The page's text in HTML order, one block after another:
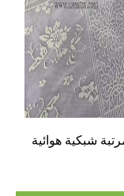
شبكية هوائية